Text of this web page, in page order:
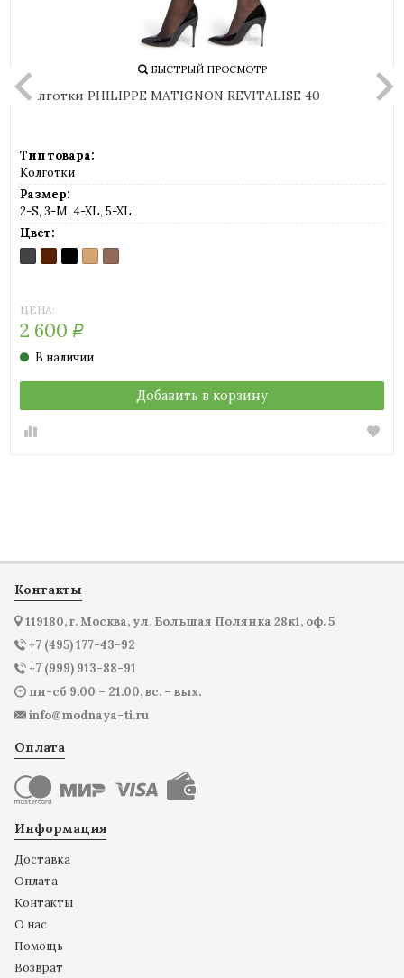
БЫСТРЫЙ ПРОСМОТР
Колготки PHILIPPE MATIGNON REVITALISE 40
Тип товара:
Колготки
Размер:
2-S, 3-M, 4-XL, 5-XL
Цвет:
ANTRACITE
(темно-
CAPPUCCINO
(шоколад)
NERO
(черный)
PLAYA
(светло-
THE
(легкий
ЦЕНА:
2 600 Р
В наличии
Добавить в корзину
Контакты
119180, г. Москва, ул. Большая Полянка 28к1, оф. 5
+7 (495) 177-43-92
+7 (999) 913-88-91
пн-сб 9.00 – 21.00, вс. – вых.
info@modnaya-ti.ru
Оплата
Информация
Доставка
Оплата
Контакты
О нас
Помощь
Возврат